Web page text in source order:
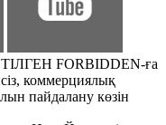
FORBIDDEN-ға
коммерциялық
пайдалану көзін